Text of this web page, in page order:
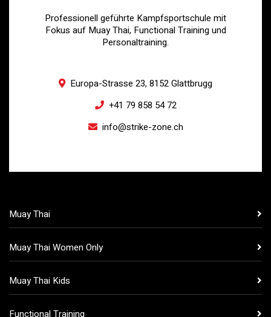
Muay Thai
Muay Thai Women Only
Muay Thai Kids
Functional Training
Professionell geführte Kampfsportschule mit
Fokus auf Muay Thai, Functional Training und
Personaltraining.
Europa-Strasse 23, 8152 Glattbrugg
+41 79 858 54 72
info@strike-zone.ch